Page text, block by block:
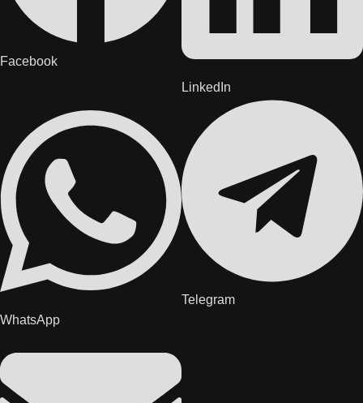
Facebook
LinkedIn
WhatsApp
Telegram